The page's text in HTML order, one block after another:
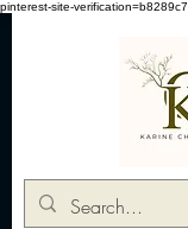
pinterest-site-